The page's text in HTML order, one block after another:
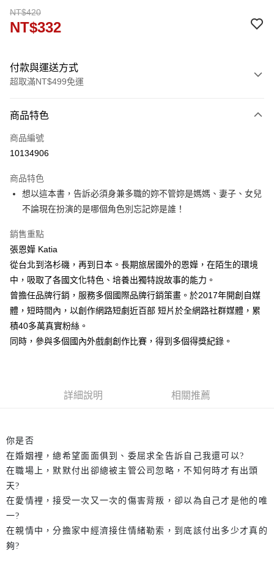
NT$420
NT$332
付款與運送方式
超取滿NT$499免運
信用卡一次付款
運送方式
付款後全家取貨
每筆NT$60，滿NT$499(含以上)免運費
付款後7-11取貨
每筆NT$60，滿NT$499(含以上)免運費
宅配
每筆NT$100，滿NT$499(含以上)免運費
商品特色
商品編號
10134906
商品特色
想以這本書，告訴必須身兼多職的妳不管妳是媽媽、妻子、女兒
不論現在扮演的是哪個角色別忘記妳是誰！
銷售重點
張恩嬅 Katia
從台北到洛杉磯，再到日本。長期旅居國外的恩嬅，在陌生的環境
中，吸取了各國文化特色、培養出獨特說故事的能力。
曾擔任品牌行銷，服務多個國際品牌行銷策畫。於2017年開創自媒
體，短時間內，以創作網路短劇近百部 短片於全網路社群媒體，累
積40多萬真實粉絲。
同時，參與多個國內外戲劇創作比賽，得到多個得獎紀錄。
詳細說明 相關推薦
你是否
在婚姻裡，總希望面面俱到、委屈求全告訴自己我還可以?
在職場上，默默付出卻總被主管公司忽略，不知何時才有出頭
天?
在愛情裡，接受一次又一次的傷害背叛，卻以為自己才是他的唯
一?
在親情中，分擔家中經濟接住情緒勒索，到底該付出多少才真的
夠?